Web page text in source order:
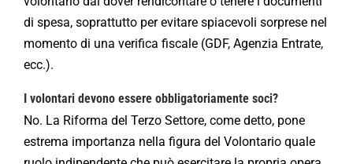
di spesa, soprattutto per evitare spiacevoli sorprese nel
momento di una verifica fiscale (GDF, Agenzia Entrate,
ecc.).
I volontari devono essere obbligatoriamente soci?
No. La Riforma del Terzo Settore, come detto, pone
estrema importanza nella figura del Volontario quale